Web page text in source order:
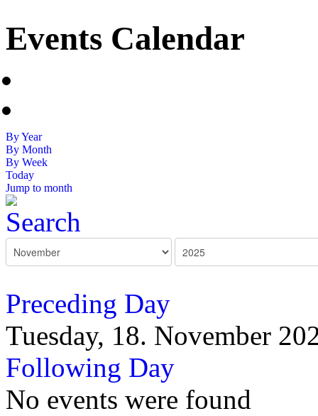
Events Calendar
By Year
By Month
By Week
Today
Jump to month
Preceding Day
Tuesday, 18. November
Following Day
No events were found